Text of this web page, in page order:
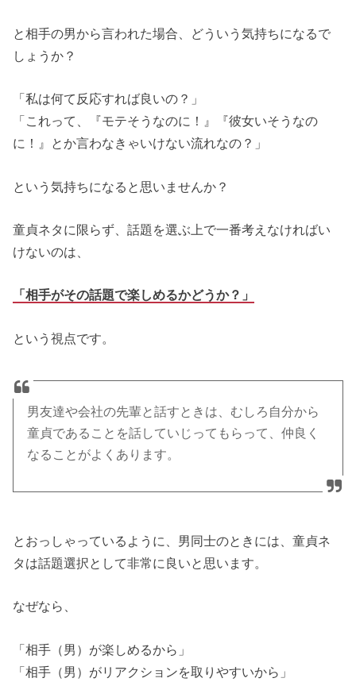
と相手の男から言われた場合、どういう気持ちになるで
しょうか？
「私は何て反応すれば良いの？」
「これって、『モテそうなのに！』『彼女いそうなの
に！』とか言わなきゃいけない流れなの？」
という気持ちになると思いませんか？
童貞ネタに限らず、話題を選ぶ上で一番考えなければい
けないのは、
「相手がその話題で楽しめるかどうか？」
という視点です。
男友達や会社の先輩と話すときは、むしろ自分から
童貞であることを話していじってもらって、仲良く
なることがよくあります。
とおっしゃっているように、男同士のときには、童貞ネ
タは話題選択として非常に良いと思います。
なぜなら、
「相手（男）が楽しめるから」
「相手（男）がリアクションを取りやすいから」